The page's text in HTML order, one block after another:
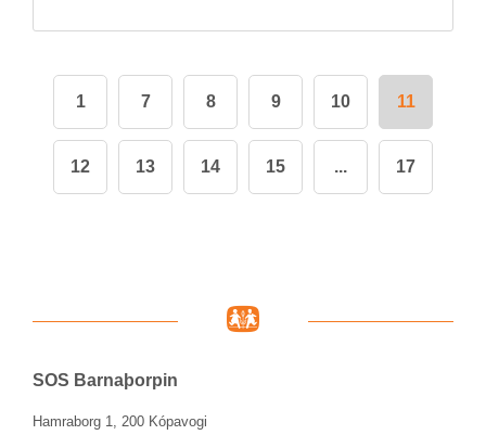
1 7 8 9 10 11
12 13 14 15 ... 17
SOS Barna­þorp­in
Hamraborg 1, 200 Kópavogi